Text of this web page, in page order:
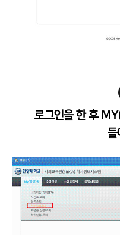
로그인을 한 후
들